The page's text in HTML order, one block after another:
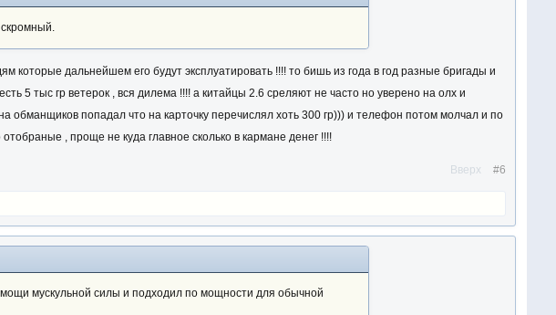
которые дальнейшем его будут эксплуатировать !!!! то бишь из года в год разные бригады и
5 тыс гр ветерок , вся дилема !!!! а китайцы 2.6 среляют не часто но уверено на олх и
обманщиков попадал что на карточку перечислял хоть 300 гр))) и телефон потом молчал и по
, проще не куда главное сколько в кармане денег !!!!
#6
Вверх
мускульной силы и подходил по мощности для обычной